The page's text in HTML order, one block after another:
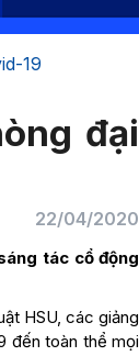
19
đại
22/04/2020
tác cổ động
HSU, các giảng
đến toàn thể mọi